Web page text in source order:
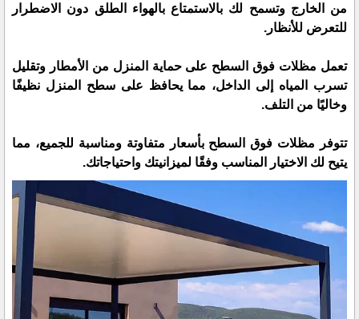
من الخارج وتسمح لك بالاستمتاع بالهواء الطلق دون الاضطرار
للتعرض للأنظار.
تعمل مظلات فوق السطح على حماية المنزل من الأمطار وتقليل
تسرب المياه إلى الداخل، مما يحافظ على سطح المنزل نظيفًا
وخاليًا من التلف.
تتوفر مظلات فوق السطح بأسعار متفاوتة ومناسبة للجميع، مما
يتيح لك الاختيار المناسب وفقًا لميزانيتك واحتياجاتك.